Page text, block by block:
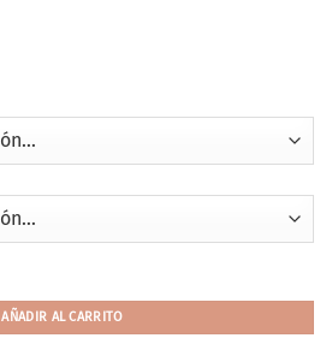
AÑADIR AL CARRITO